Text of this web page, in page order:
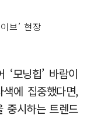
브’ 현장
‘모닝힙’ 바람이
에 집중했다면,
중시하는 트렌드